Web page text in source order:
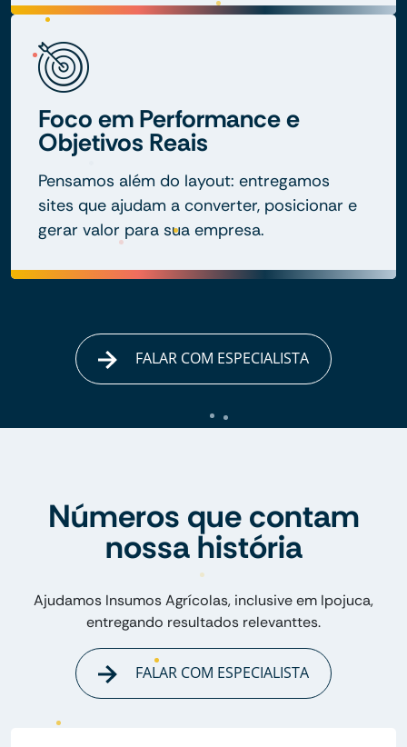
Foco em Performance e
Objetivos Reais
Pensamos além do layout: entregamos
sites que ajudam a converter, posicionar e
gerar valor para sua empresa.
FALAR COM ESPECIALISTA
Números que contam
nossa história
Ajudamos Insumos Agrícolas, inclusive em Ipojuca,
entregando resultados relevanttes.
FALAR COM ESPECIALISTA